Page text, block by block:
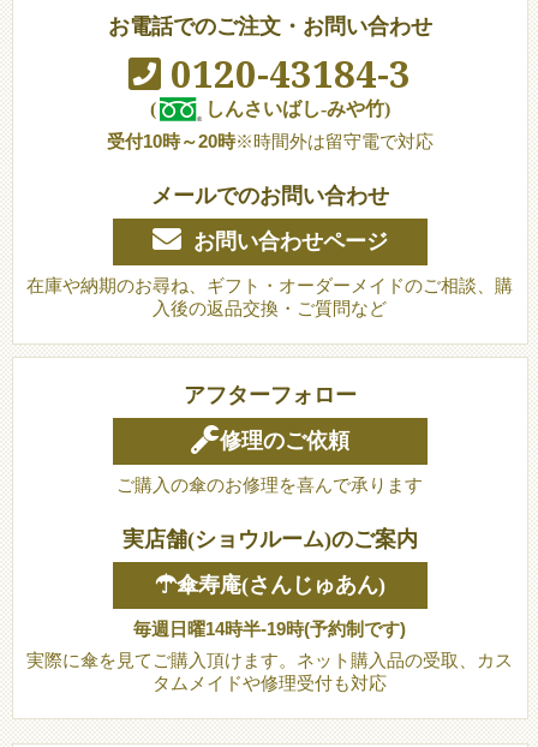
お電話でのご注文・お問い合わせ
0120-43184-3
(
しんさいばし-みや竹)
受付10時～20時※時間外は留守電で対応
メールでのお問い合わせ
お問い合わせページ
在庫や納期のお尋ね、ギフト・オーダーメイドのご相談、購
入後の返品交換・ご質問など
アフターフォロー
修理のご依頼
ご購入の傘のお修理を喜んで承ります
実店舗(ショウルーム)のご案内
☂傘寿庵(さんじゅあん)
毎週日曜14時半-19時(予約制です)
実際に傘を見てご購入頂けます。ネット購入品の受取、カス
タムメイドや修理受付も対応